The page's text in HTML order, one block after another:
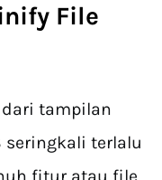
File
tampilan
seringkali terlalu